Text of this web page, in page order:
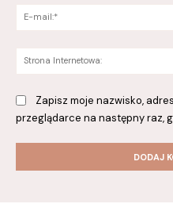
Zapisz moje nazwisko,
przeglądarce na następny raz,